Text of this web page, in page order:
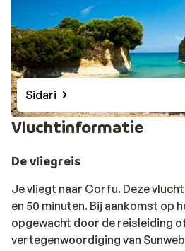
Sidari
Vluchtinformatie
De vliegreis
Je vliegt naar Corfu. Deze
en 50 minuten. Bij aankomst op
opgewacht door de reisleiding
vertegenwoordiging van